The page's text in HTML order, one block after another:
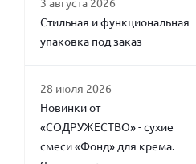
Стильная и функциональная
упаковка под заказ
28 июля 2026
Новинки от
«СОДРУЖЕСТВО» - сухие
смеси «Фонд» для крема.